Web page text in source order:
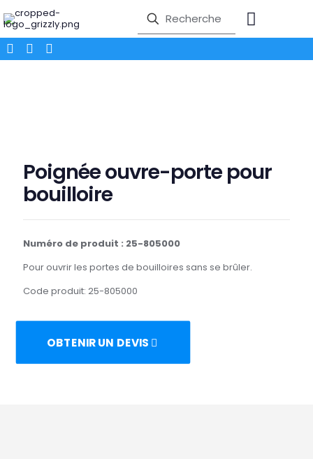
Poignée ouvre-porte pour
bouilloire
Numéro de produit : 25-805000
Pour ouvrir les portes de bouilloires sans se brûler.
Code produit: 25-805000
OBTENIR UN DEVIS